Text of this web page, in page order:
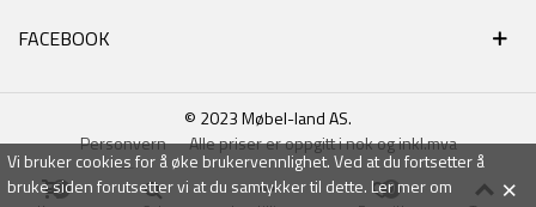
FACEBOOK
© 2023 Møbel-land AS.
Personvern
Alle priser er oppgitt i nok og inkl.mva
0 0
Vi bruker cookies for å øke brukervennlighet. Ved at du fortsetter å
bruke siden forutsetter vi at du samtykker til dette. Ler mer om
×